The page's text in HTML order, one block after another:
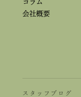
コラム
会社概要
スタッフブログ